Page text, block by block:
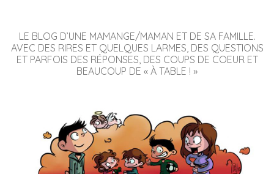
LE BLOG D’UNE MAMANGE/MAMAN ET DE SA FAMILLE.
AVEC DES RIRES ET QUELQUES LARMES, DES QUESTIONS
ET PARFOIS DES RÉPONSES, DES COUPS DE COEUR ET
BEAUCOUP DE « À TABLE ! »